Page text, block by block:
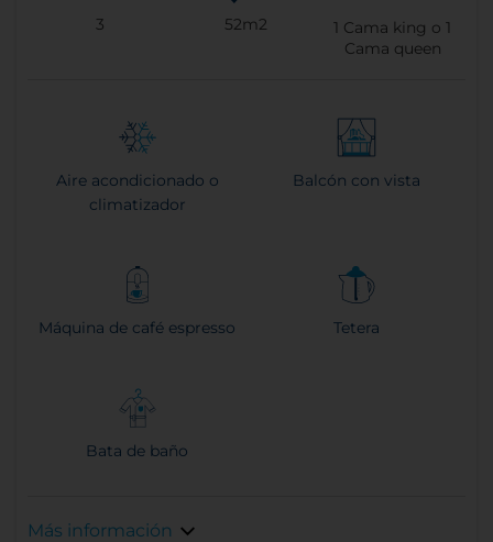
3 52m2 1 Cama king o1
Cama queen
Aire acondicionado o
climatizador
Balcón con vista
Máquina de café espresso Tetera
Bata de baño
Más información